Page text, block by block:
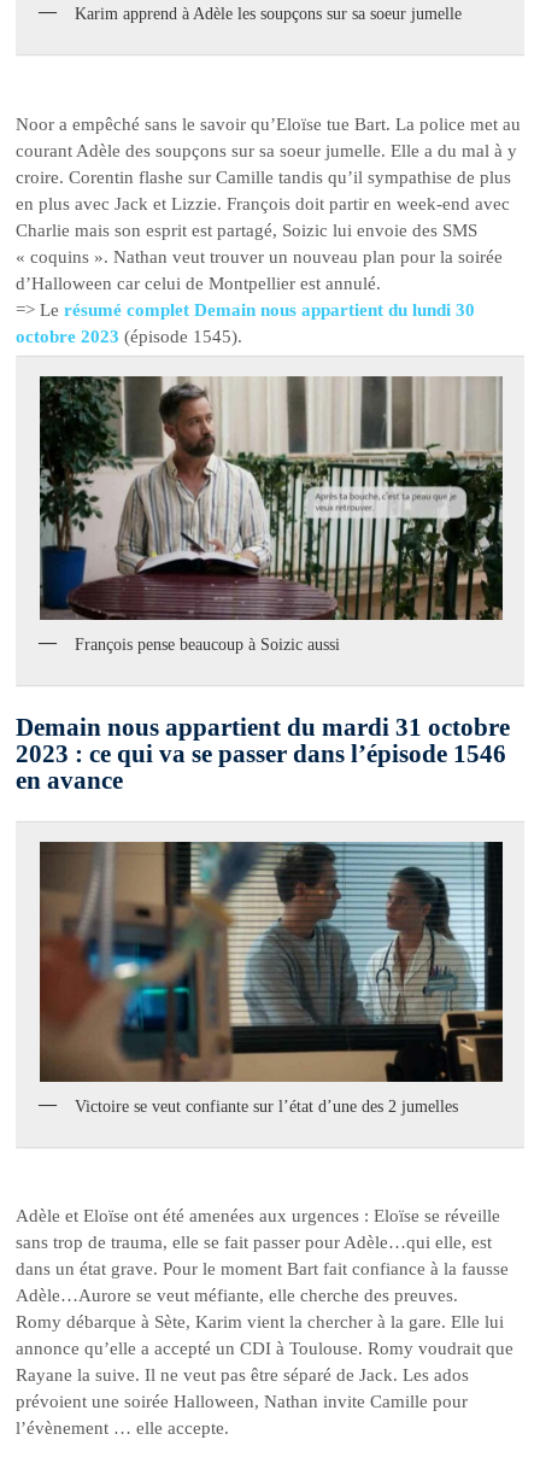
Karim apprend à Adèle les soupçons sur sa soeur jumelle
Noor a empêché sans le savoir qu’Eloïse tue Bart. La police met au
courant Adèle des soupçons sur sa soeur jumelle. Elle a du mal à y
croire. Corentin flashe sur Camille tandis qu’il sympathise de plus
en plus avec Jack et Lizzie. François doit partir en week-end avec
Charlie mais son esprit est partagé, Soizic lui envoie des SMS
« coquins ». Nathan veut trouver un nouveau plan pour la soirée
d’Halloween car celui de Montpellier est annulé.
=> Lerésumé complet Demain nous appartient du lundi 30
octobre 2023(épisode 1545).
François pense beaucoup à Soizic aussi
Demain nous appartient du mardi 31 octobre
2023 : ce qui va se passer dans l’épisode 1546
en avance
Victoire se veut confiante sur l’état d’une des 2 jumelles
Adèle et Eloïse ont été amenées aux urgences : Eloïse se réveille
sans trop de trauma, elle se fait passer pour Adèle…qui elle, est
dans un état grave. Pour le moment Bart fait confiance à la fausse
Adèle…Aurore se veut méfiante, elle cherche des preuves.
Romy débarque à Sète, Karim vient la chercher à la gare. Elle lui
annonce qu’elle a accepté un CDI à Toulouse. Romy voudrait que
Rayane la suive. Il ne veut pas être séparé de Jack. Les ados
prévoient une soirée Halloween, Nathan invite Camille pour
l’évènement … elle accepte.